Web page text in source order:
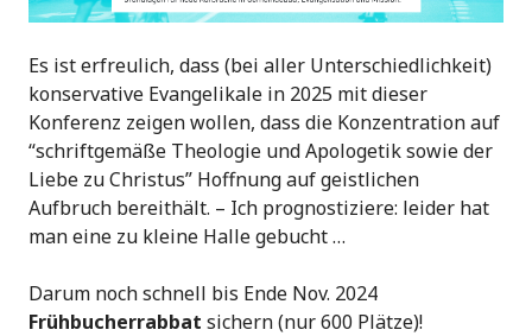
Es ist erfreulich, dass (bei aller Unterschiedlichkeit)
konservative Evangelikale in 2025 mit dieser
Konferenz zeigen wollen, dass die Konzentration auf
“schriftgemäße Theologie und Apologetik sowie der
Liebe zu Christus” Hoffnung auf geistlichen
Aufbruch bereithält. – Ich prognostiziere: leider hat
man eine zu kleine Halle gebucht …
Darum noch schnell bis Ende Nov. 2024
Frühbucherrabbat sichern (nur 600 Plätze)!